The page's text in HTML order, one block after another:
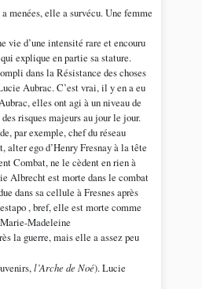
menées, elle a survécu. Une femme
vie d’une intensité rare et encouru
explique en partie sa stature.
dans la Résistance des choses
Aubrac. C’est vrai, il y en a eu
elles ont agi à un niveau de
risques majeurs au jour le jour.
par exemple, chef du réseau
ego d’Henry Fresnay à la tête
Combat, ne le cèdent en rien à
Albrecht est morte dans le combat
dans sa cellule à Fresnes après
, bref, elle est morte comme
Madeleine
la guerre, mais elle a assez peu
l’Arche de Noé). Lucie